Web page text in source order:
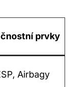
prvky
Airbagy